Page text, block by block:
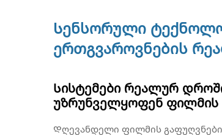
Სენსორული
ერთგვაროვნების
Სისტემები რეალურ
უზრუნველყოფენ ფილმის
Დღევანდელი ფილმის